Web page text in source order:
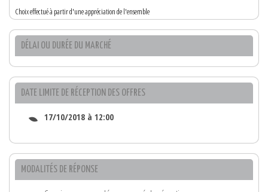
Choix effectué à partir d'une appréciation de l'ensemble
DÉLAI OU DURÉE DU MARCHÉ
DATE LIMITE DE RÉCEPTION DES OFFRES
17/10/2018 à 12:00
MODALITÉS DE RÉPONSE